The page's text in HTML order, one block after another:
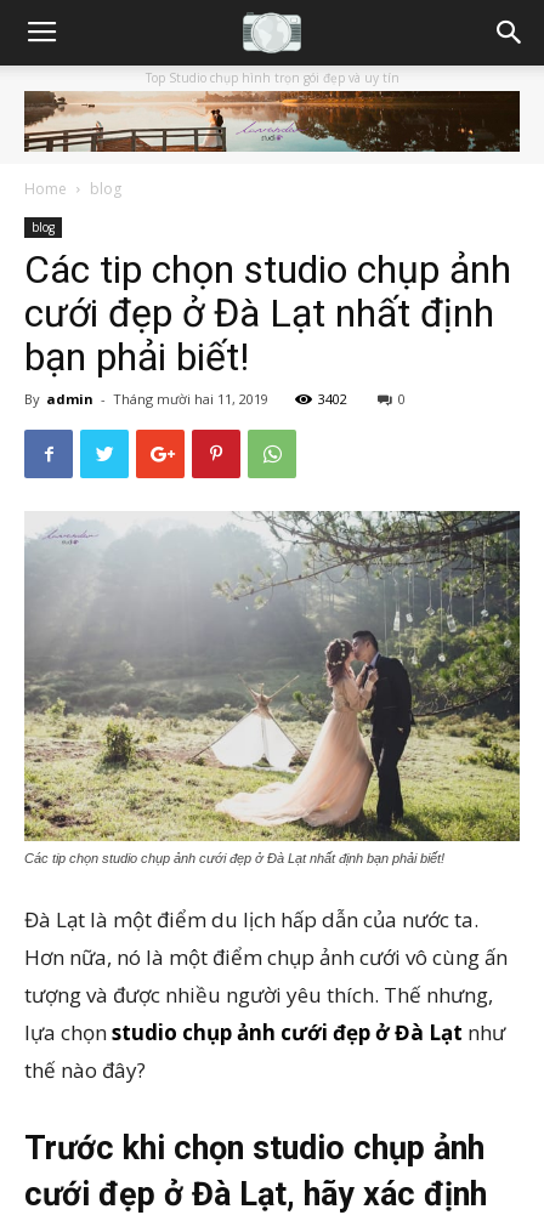
Top Studio chụp hình trọn gói đẹp và uy tín
Home blog
blog
Các tip chọn studio chụp ảnh
cưới đẹp ở Đà Lạt nhất định
bạn phải biết!
By admin - Tháng mười hai 11, 2019 3402 0
Các tip chọn studio chụp ảnh cưới đẹp ở Đà Lạt nhất định bạn phải biết!
Đà Lạt là một điểm du lịch hấp dẫn của nước ta.
Hơn nữa, nó là một điểm chụp ảnh cưới vô cùng ấn
tượng và được nhiều người yêu thích. Thế nhưng,
lựa chọnstudio chụp ảnh cưới đẹp ở Đà Lạt như
thế nào đây?
Trước khi chọn studio chụp ảnh
cưới đẹp ở Đà Lạt, hãy xác định